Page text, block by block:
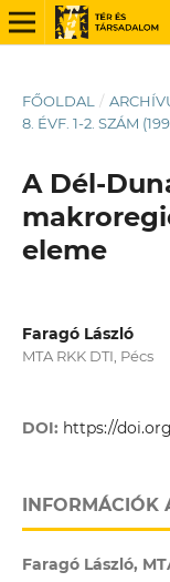
FŐOLDAL /
8. ÉVF. 1-2. SZÁM
A Dél-
eleme
Faragó László
MTA RKK DTI, Pécs
DOI: https://
INFORMÁCIÓK
Faragó László,